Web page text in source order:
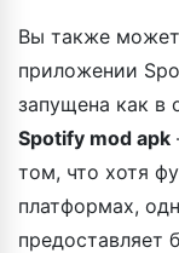
Вы также
приложении
запущена как в
Spotify mod apk
том, что хотя
платформах,
предоставляет